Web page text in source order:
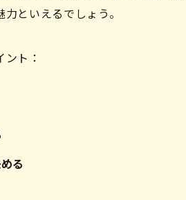
といえるでしょう。
ト：
る